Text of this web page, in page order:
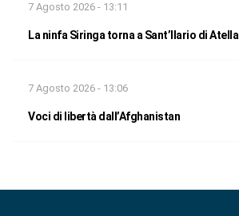
7 Agosto 2026 - 13:11
La ninfa Siringa torna a Sant’Ilario di Atella
7 Agosto 2026 - 13:06
Voci di libertà dall’Afghanistan